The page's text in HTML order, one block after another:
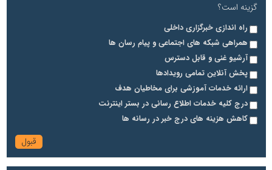
گزینه است؟
راه اندازی خبرگزاری داخلی
همراهی شبکه های اجتماعی و پیام رسان ها
آرشیو غنی و قابل دسترس
پخش آنلاین تمامی رویدادها
ارائه خدمات آموزشی برای مخاطیان هدف
درج کلیه خدمات اطلاع رسانی در بستر اینترنت
کاهش هزینه های درج خبر در رسانه ها